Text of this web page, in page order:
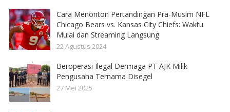
Cara Menonton Pertandingan Pra-Musim NFL
Chicago Bears vs. Kansas City Chiefs: Waktu
Mulai dan Streaming Langsung
22 Agustus 2024
Beroperasi Ilegal Dermaga PT AJK Milik
Pengusaha Ternama Disegel
27 Mei 2025